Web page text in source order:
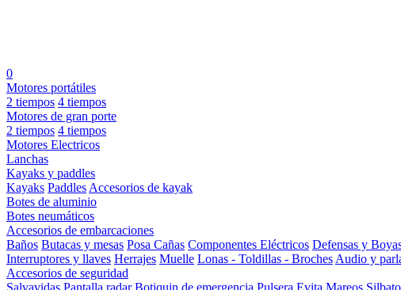
0
Motores portátiles
2 tiempos 4 tiempos
Motores de gran porte
2 tiempos 4 tiempos
Motores Electricos
Lanchas
Kayaks y paddles
Kayaks Paddles Accesorios de kayak
Botes de aluminio
Botes neumáticos
Accesorios de embarcaciones
Baños Butacas y mesas Posa Cañas Componentes Eléctricos Defensas y
Interruptores y llaves Herrajes Muelle Lonas - Toldillas - Broches Audio y
Accesorios de seguridad
Salvavidas Pantalla radar Botiquin de emergencia Pulsera Evita Mareos Silbato